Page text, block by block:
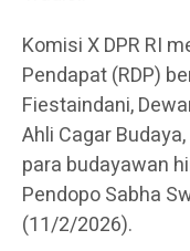
Komisi X DPR RI
Pendapat (RDP)
Fiestaindani,
Ahli Cagar
para budayawan
Pendopo Sabha
(11/2/2026).